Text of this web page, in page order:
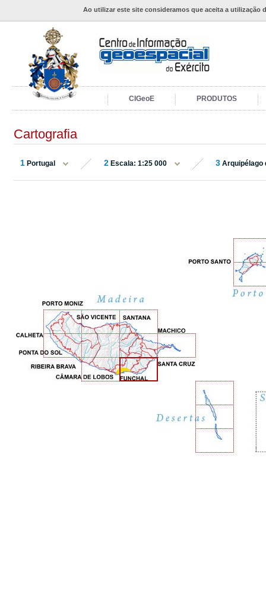
Ao utilizar este site consideramos que aceita a utilização
CIGeoE PRODUTOS
Cartografia
1 Portugal 2 Escala: 1:25 000 3 Arquipélago